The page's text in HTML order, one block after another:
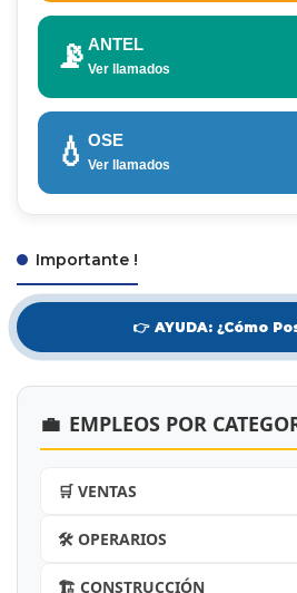
📡 ANTEL
Ver llamados
💧 OSE
Ver llamados
Importante !
👉 AYUDA: ¿Cómo
💼 EMPLEOS POR
🛒 VENTAS
🛠️ OPERARIOS
🏗️ CONSTRUCCIÓN